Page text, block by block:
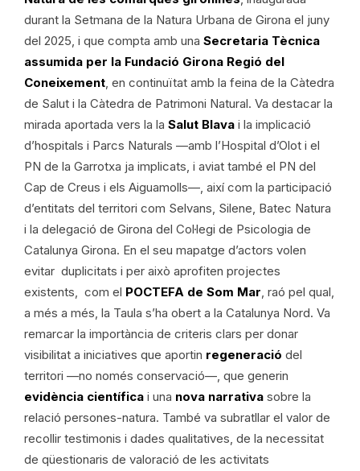
durant la Setmana de la Natura Urbana de Girona el juny
del 2025, i que compta amb una Secretaria Tècnica
assumida per la Fundació Girona Regió del
Coneixement , en continuïtat amb la feina de la Càtedra
de Salut i la Càtedra de Patrimoni Natural. Va destacar la
mirada aportada vers la la Salut Blava i la implicació
d’hospitals i Parcs Naturals —amb l’Hospital d’Olot i el
PN de la Garrotxa ja implicats, i aviat també el PN del
Cap de Creus i els Aiguamolls—, així com la participació
d’entitats del territori com Selvans, Silene, Batec Natura
i la delegació de Girona del Col·legi de Psicologia de
Catalunya Girona. En el seu mapatge d’actors volen
evitar duplicitats i per això aprofiten projectes
existents, com el POCTEFA de Som Mar , raó pel qual,
a més a més, la Taula s’ha obert a la Catalunya Nord. Va
remarcar la importància de criteris clars per donar
visibilitat a iniciatives que aportin regeneració del
territori —no només conservació—, que generin
evidència científica i una nova narrativa sobre la
relació persones-natura. També va subratllar el valor de
recollir testimonis i dades qualitatives, de la necessitat
de qüestionaris de valoració de les activitats